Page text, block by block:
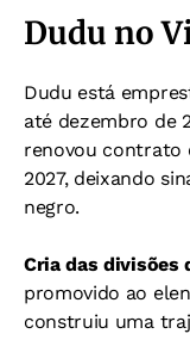
Dudu no
Dudu está
até dezembro de
renovou contrato
2027, deixando
negro.
Cria das divisões
promovido ao
construiu uma